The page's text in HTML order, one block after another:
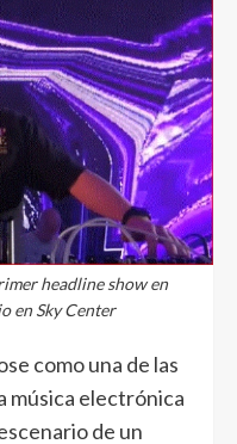
headline show en
en Sky Center
como una de las
música electrónica
de un